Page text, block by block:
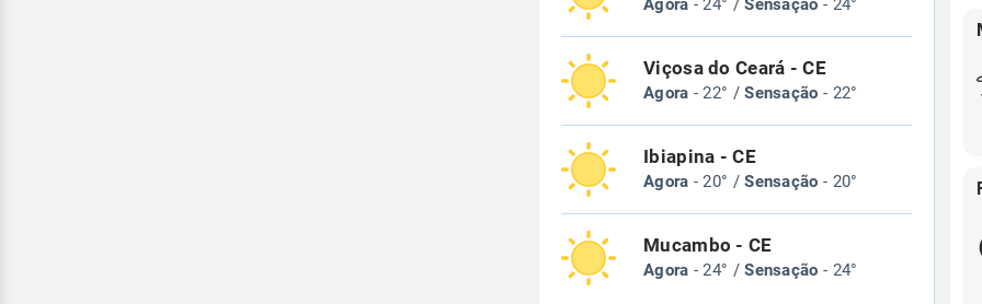
Agora - 24° /Sensação - 24°
Viçosa do Ceará - CE
Agora - 22° /Sensação - 22°
Ibiapina - CE
Agora - 20° /Sensação - 20°
Mucambo - CE
Agora - 24° /Sensação - 24°